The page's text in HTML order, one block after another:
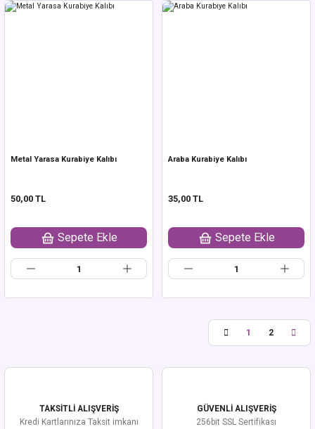
Metal Yarasa Kurabiye Kalıbı
50,00 TL
Sepete Ekle
Araba Kurabiye Kalıbı
35,00 TL
Sepete Ekle
1 2
TAKSİTLİ ALIŞVERİŞ
Kredi Kartlarınıza Taksit imkanı
GÜVENLİ ALIŞVERİŞ
256bit SSL Sertifikası